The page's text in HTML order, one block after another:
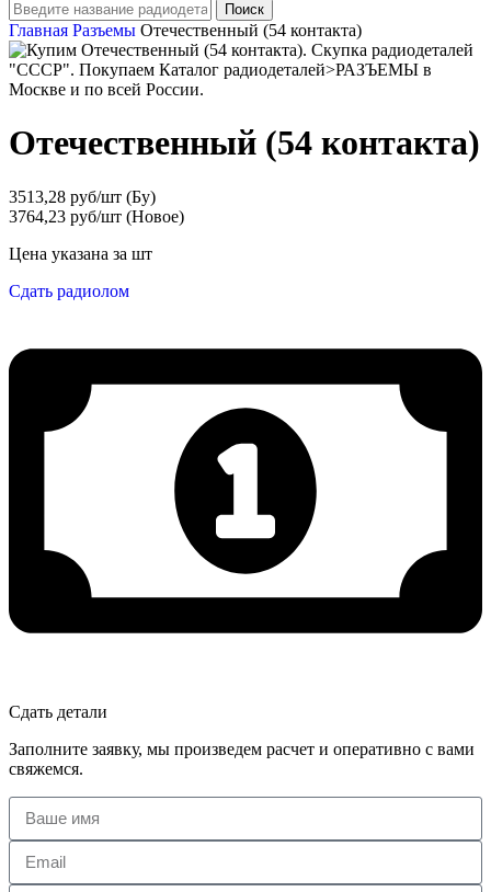
Поиск
Главная Разъемы Отечественный (54 контакта)
Отечественный (54 контакта)
3513,28 руб/шт (Бу)
3764,23 руб/шт (Новое)
Цена указана за шт
Сдать радиолом
Сдать детали
Заполните заявку, мы произведем расчет и оперативно с вами
свяжемся.